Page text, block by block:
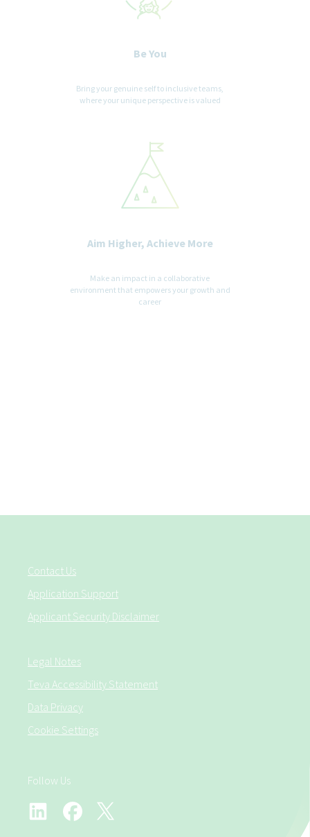
Be You
Bring your genuine self to inclusive teams,
where your unique perspective is valued
Aim Higher, Achieve More
Make an impact in a collaborative
environment that empowers your growth and
career
Contact Us
Application Support
Applicant Security Disclaimer
Legal Notes
Teva Accessibility Statement
Data Privacy
Cookie Settings
Follow Us